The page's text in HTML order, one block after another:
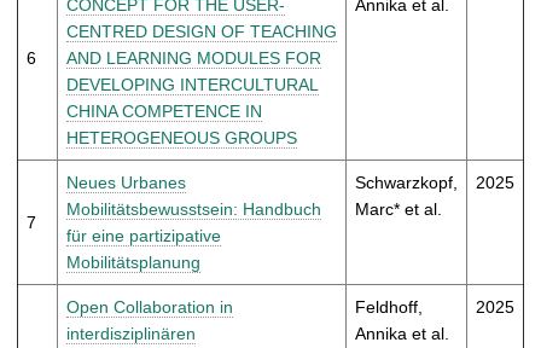
6
CONCEPT FOR THE USER-
CENTRED DESIGN OF TEACHING
AND LEARNING MODULES FOR
DEVELOPING INTERCULTURAL
CHINA COMPETENCE IN
HETEROGENEOUS GROUPS
Annika et al.
7
Neues Urbanes
Mobilitätsbewusstsein: Handbuch
für eine partizipative
Mobilitätsplanung
Schwarzkopf,
Marc* et al.
2025
Open Collaboration in
interdisziplinären
Feldhoff,
Annika et al.
2025